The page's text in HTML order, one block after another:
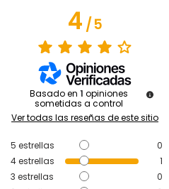
4/5
Basado en 1 opiniones
sometidas a control
Ver todas las reseñas de este sitio
5 estrellas
0
4estrellas
1
3 estrellas
0